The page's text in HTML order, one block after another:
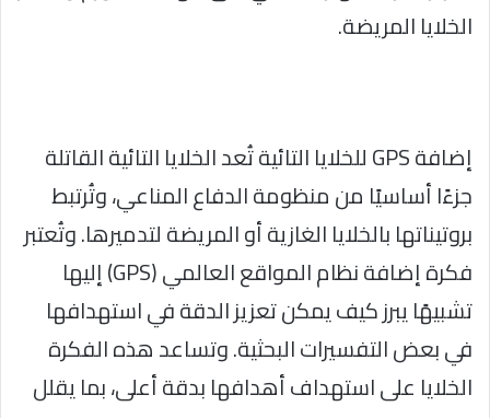
الخلايا المريضة.
إضافة GPS للخلايا التائية تُعد الخلايا التائية القاتلة
جزءًا أساسيًا من منظومة الدفاع المناعي، وتُرتبط
بروتيناتها بالخلايا الغازية أو المريضة لتدميرها. وتُعتبر
فكرة إضافة نظام المواقع العالمي (GPS) إليها
تشبيهًا يبرز كيف يمكن تعزيز الدقة في استهدافها
في بعض التفسيرات البحثية. وتساعد هذه الفكرة
الخلايا على استهداف أهدافها بدقة أعلى، بما يقلل